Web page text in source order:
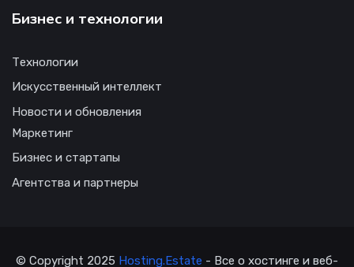
Бизнес и технологии
Технологии
Искусственный интеллект
Новости и обновления
Маркетинг
Бизнес и стартапы
Агентства и партнеры
© Copyright 2025 Hosting.Estate - Все о хостинге и веб-